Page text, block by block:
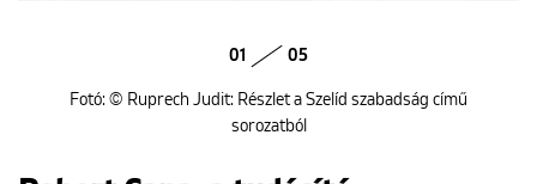
01 05
Fotó: © Ruprech Judit: Részlet a Szelíd szabadság című
sorozatból